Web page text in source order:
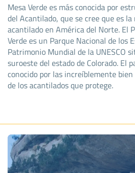
Mesa Verde es más conocida por
del Acantilado, que se cree que es
acantilado en América del Norte. El
Verde es un Parque Nacional de los
Patrimonio Mundial de la UNESCO
suroeste del estado de Colorado. El
conocido por las increíblemente
de los acantilados que protege.